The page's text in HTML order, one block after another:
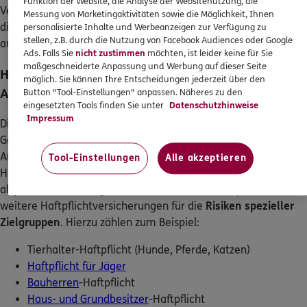
Versicherung zudem, in welcher Höhe. Hält die Versicherung
die Forderungen für unberechtigt, wehrt sie diese ab, notfalls
auch mitRechtsmitteln.
Haftpflichtversicherungen für besondere
Anforderungen
Die Privathaftpflichtversicherung sichert viele typische
Gefahren ab. Besondere Risiken, wie sie sich z. B. aus der
Ausübung besonders schadensträchtiger Hobbys oder aus der
Haltung größerer Tiere ergeben, sind aber meist nicht
abgedeckt. Deshalb gibt es neben der Privathaftpflicht
weitere Haftpflichtversicherungen für die Risiken spezieller
Zielgruppen. Hierzu zählen zum Beispiel:
Tierhalter-Haftpflicht (Hunde, Pferde, Katzen)
Haftpflicht für Jäger
Bauherren-Haftpflicht
Haus- und Grundbesitzer-Haftpflicht
Messung von Marketingaktivitäten sowie die Möglichkeit, Ihnen
personalisierte Inhalte und Werbeanzeigen zur Verfügung zu
stellen, z.B. durch die Nutzung von Facebook Audiences oder Google
Ads. Falls Sienicht zustimmen möchten, ist leider keine für Sie
maßgeschneiderte Anpassung und Werbung auf dieser Seite
möglich. Sie können Ihre Entscheidungen jederzeit über den
Button "Tool-Einstellungen" anpassen. Näheres zu den
eingesetzten Tools finden Sie unter Datenschutzhinweise
Impressum
Tool-Einstellungen Alle akzeptieren